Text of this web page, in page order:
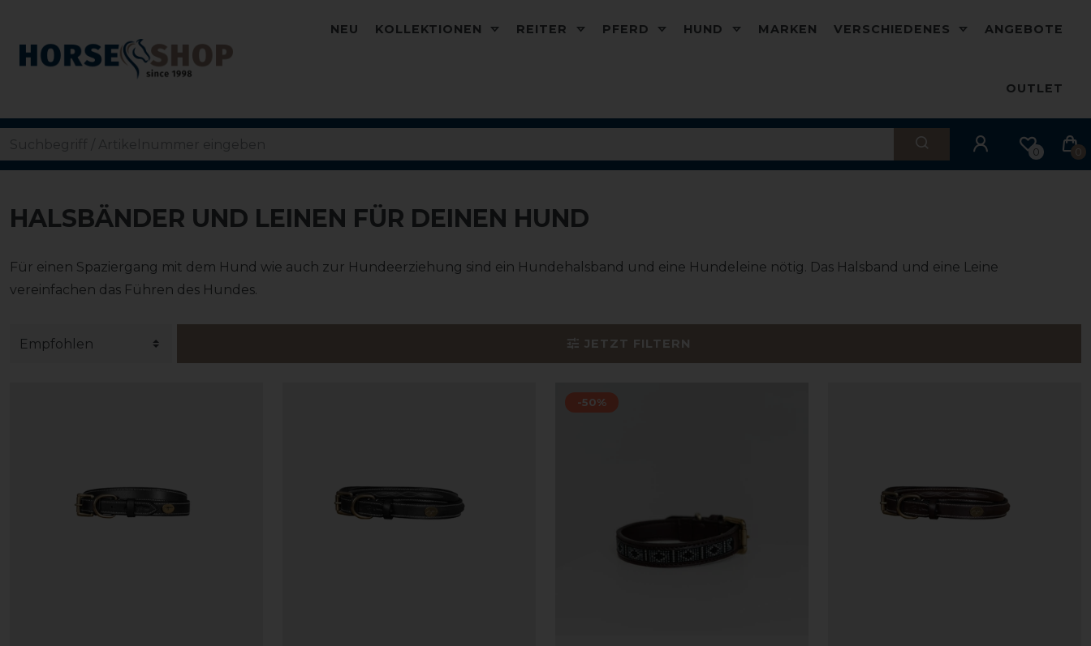
NEU KOLLEKTIONEN REITER PFERD HUND MARKEN VERSCHIEDENES ANGEBOTE
OUTLET
0 0
HALSBÄNDER UND LEINEN FÜR DEINEN HUND
Für einen Spaziergang mit dem Hund wie auch zur Hundeerziehung sind ein Hundehalsband und eine Hundeleine nötig. Das Halsband und eine Leine
vereinfachen das Führen des Hundes.
JETZT FILTERN
-50%